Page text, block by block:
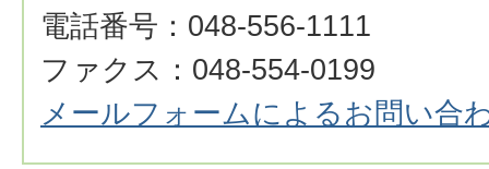
電話番号：048-556-1111
ファクス：048-554-0199
メールフォームによるお問い合